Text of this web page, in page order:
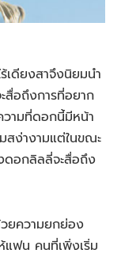
ดียงสาจึงนิยมนำ
สื่อถึงการที่อยาก
วามที่ดอกนี้มีหน้า
สง่างามแต่ในขณะ
ดอกลิลลี่จะสื่อถึง
ยความยกย่อง
แฟน คนที่เพิ่งเริ่ม